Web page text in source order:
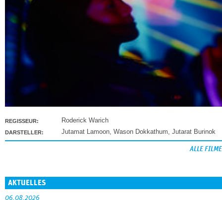
REGISSEUR: Roderick Warich
DARSTELLER: Jutamat Lamoon, Wason Dokkathum, Jutarat Burinok
ALLE FILME
AKTUELLES
06.08.2026